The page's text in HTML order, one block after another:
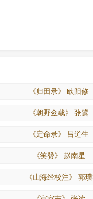
《归田录》 欧阳修
《朝野佥载》 张鷟
《定命录》 吕道生
《笑赞》 赵南星
《山海经校注》 郭璞